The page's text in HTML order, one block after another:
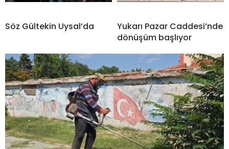
Söz Gültekin Uysal’da
Yukarı Pazar Caddesi’nde
dönüşüm başlıyor